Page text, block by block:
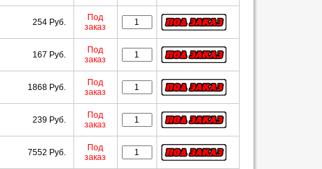
254 Руб.
Под
заказ
167 Руб.
Под
заказ
1868 Руб.
Под
заказ
239 Руб.
Под
заказ
7552 Руб.
Под
заказ